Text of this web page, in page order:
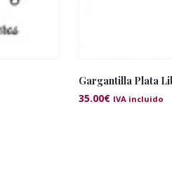
Gargantilla Plata
35.00€ IVA incluido